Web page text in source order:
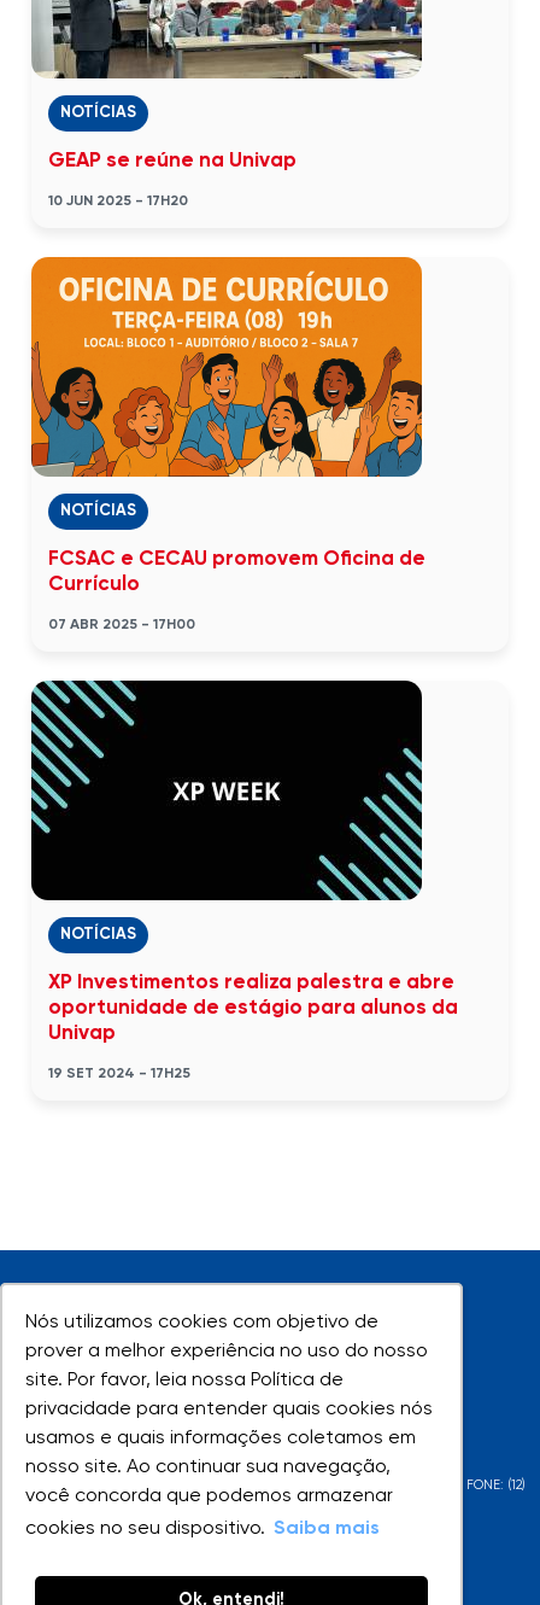
Nós utilizamos cookies com objetivo de
prover a melhor experiência no uso do nosso
site. Por favor, leia nossa Política de
privacidade para entender quais cookies nós
usamos e quais informações coletamos em
nosso site. Ao continuar sua navegação,
você concorda que podemos armazenar
cookies no seu dispositivo. Saiba mais
Ok, entendi!
Nós utilizamos cookies com objetivo de
prover a melhor experiência no uso do nosso
site. Por favor, leia nossa Política de
privacidade para entender quais cookies nós
usamos e quais informações coletamos em
nosso site. Ao continuar sua navegação,
você concorda que podemos armazenar
cookies no seu dispositivo. Saiba mais
Ok, entendi!
NOTÍCIAS
GEAP se reúne na Univap
10 JUN 2025 - 17H20
NOTÍCIAS
FCSAC e CECAU promovem Oficina de
Currículo
07 ABR 2025 - 17H00
NOTÍCIAS
XP Investimentos realiza palestra e abre
oportunidade de estágio para alunos da
Univap
19 SET 2024 - 17H25
UNIVAP - Todos os direitos reservados
AV. SHISHIMA HIFUMI, 2911 - URBANOVA - SÃO JOSÉ DOS CAMPOS - SP - FONE: (12)